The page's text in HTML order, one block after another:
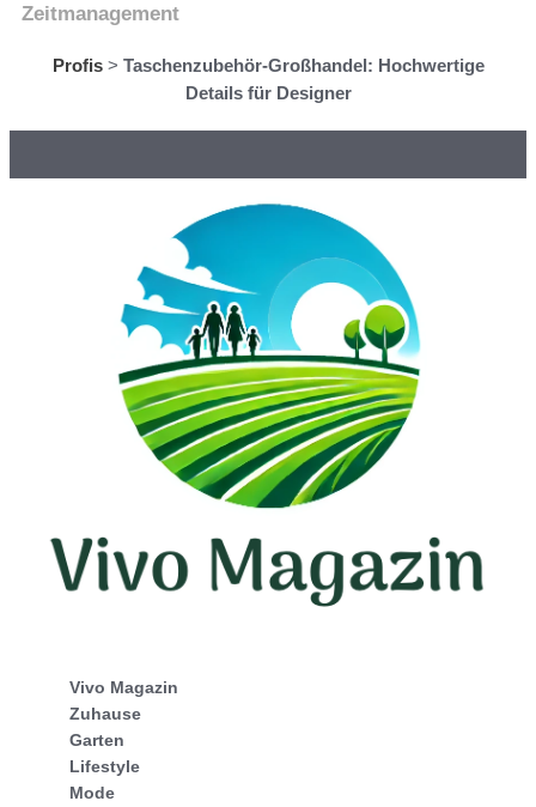
Zeitmanagement
Profis> Taschenzubehör-Großhandel: Hochwertige
Details für Designer
Vivo Magazin
Zuhause
Garten
Lifestyle
Mode